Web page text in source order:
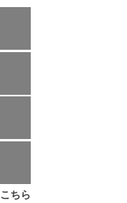
ちら